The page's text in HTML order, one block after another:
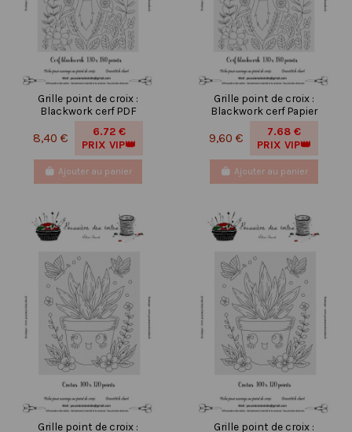
Grille point de croix :
Blackwork cerf PDF
8,40 €
6.72 €
PRIX VIP👑
Ajouter au panier
Grille point de croix :
Blackwork cerf Papier
9,60 €
7.68 €
PRIX VIP👑
Ajouter au panier
Grille point de croix :
Grille point de croix :